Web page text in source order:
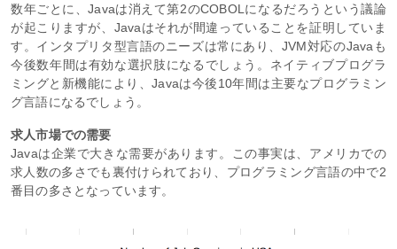
数年ごとに、Javaは消えて第2のCOBOLになるだろうという議論
が起こりますが、Javaはそれが間違っていることを証明していま
す。インタプリタ型言語のニーズは常にあり、JVM対応のJavaも
今後数年間は有効な選択肢になるでしょう。ネイティブプログラ
ミングと新機能により、Javaは今後10年間は主要なプログラミン
グ言語になるでしょう。
求人市場での需要
Javaは企業で大きな需要があります。この事実は、アメリカでの
求人数の多さでも裏付けられており、プログラミング言語の中で2
番目の多さとなっています。